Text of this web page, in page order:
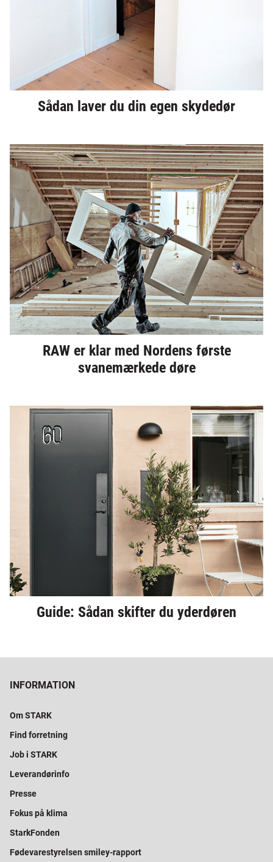
Sådan laver du din egen skydedør
RAW er klar med Nordens første
svanemærkede døre
Guide: Sådan skifter du yderdøren
INFORMATION
Om STARK
Find forretning
Job i STARK
Leverandørinfo
Presse
Fokus på klima
StarkFonden
Fødevarestyrelsen smiley-rapport